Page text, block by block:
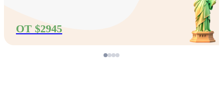
ОТ $2945